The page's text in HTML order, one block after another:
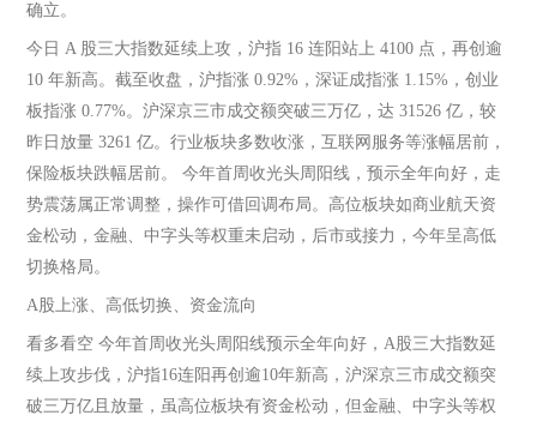
确立。
今日 A 股三大指数延续上攻，沪指 16 连阳站上 4100 点，再创逾
10 年新高。截至收盘，沪指涨 0.92%，深证成指涨 1.15%，创业
板指涨 0.77%。沪深京三市成交额突破三万亿，达 31526 亿，较
昨日放量 3261 亿。行业板块多数收涨，互联网服务等涨幅居前，
保险板块跌幅居前。 今年首周收光头周阳线，预示全年向好，走
势震荡属正常调整，操作可借回调布局。高位板块如商业航天资
金松动，金融、中字头等权重未启动，后市或接力，今年呈高低
切换格局。
A股上涨、高低切换、资金流向
看多看空 今年首周收光头周阳线预示全年向好，A股三大指数延
续上攻步伐，沪指16连阳再创逾10年新高，沪深京三市成交额突
破三万亿且放量，虽高位板块有资金松动，但金融、中字头等权